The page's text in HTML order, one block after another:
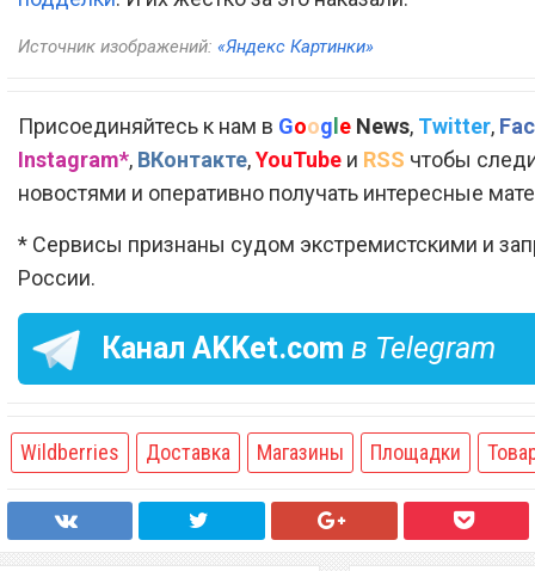
Источник изображений: «Яндекс Картинки»
Присоединяйтесь к нам в Google News, Twitter,
Instagram*, ВКонтакте,YouTube и RSS чтобы
новостями и оперативно получать интересные
* Сервисы признаны судом экстремистскими и
России.
Канал AKKet.com в Telegram
Wildberries Доставка Магазины Площадки